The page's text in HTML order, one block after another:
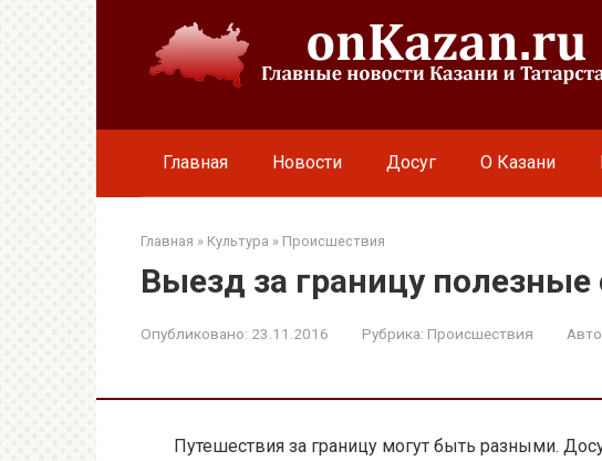
Главная Новости Досуг О Казани
Главная » Культура » Происшествия
Выезд за границу полезные
Опубликовано: 23.11.2016 Рубрика: Происшествия
Путешествия за границу могут быть разными.